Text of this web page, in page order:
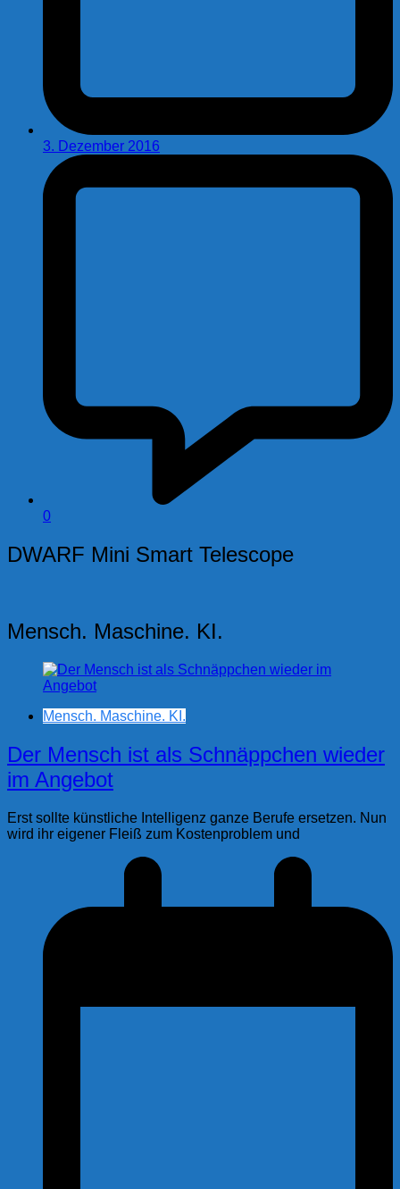
3. Dezember 2016
0
DWARF Mini Smart Telescope
Mensch. Maschine. KI.
Mensch. Maschine. KI.
Der Mensch ist als Schnäppchen wieder
im Angebot
Erst sollte künstliche Intelligenz ganze Berufe ersetzen. Nun
wird ihr eigener Fleiß zum Kostenproblem und